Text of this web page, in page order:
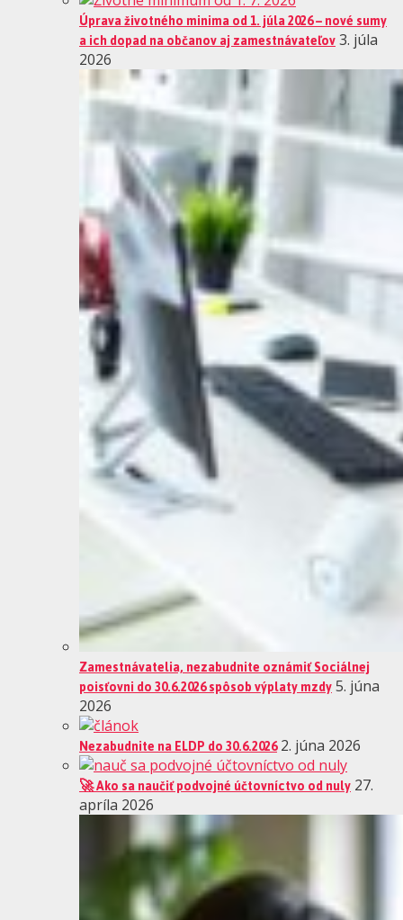
Úprava životného minima od 1. júla 2026 – nové sumy
a ich dopad na občanov aj zamestnávateľov3. júla
2026
Zamestnávatelia, nezabudnite oznámiť Sociálnej
poisťovni do 30.6.2026 spôsob výplaty mzdy5. júna
2026
Nezabudnite na ELDP do 30.6.2026 2. júna 2026
🚀 Ako sa naučiť podvojné účtovníctvo od nuly 27.
apríla 2026